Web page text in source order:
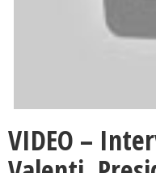
VIDEO –